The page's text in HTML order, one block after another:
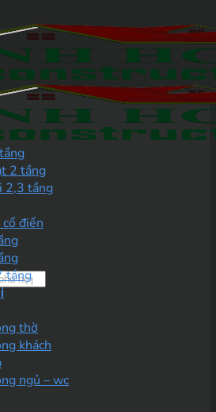
2 tầng
2,3 tầng
điển
tầng
thờ
khách
ngủ – wc